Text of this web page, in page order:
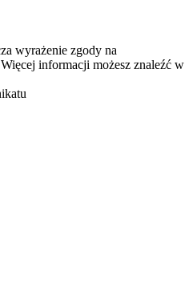
wyrażenie zgody na
informacji możesz znaleźć w